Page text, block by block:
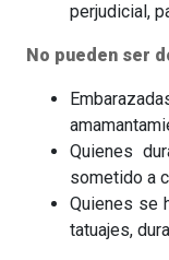
perjudicial,
No pueden ser
Quienes
sometido a
Quienes se
tatuajes,